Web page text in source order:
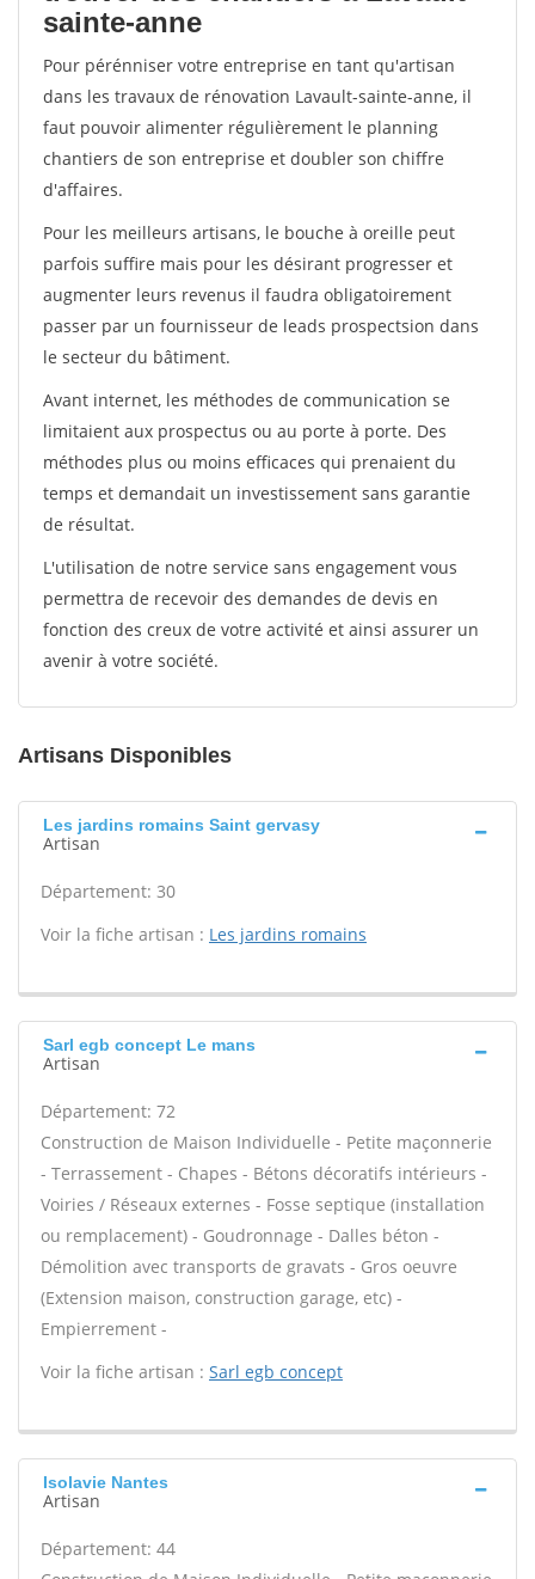
sainte-anne
Pour pérénniser votre entreprise en tant qu'artisan
dans les travaux de rénovation Lavault-sainte-anne, il
faut pouvoir alimenter régulièrement le planning
chantiers de son entreprise et doubler son chiffre
d'affaires.
Pour les meilleurs artisans, le bouche à oreille peut
parfois suffire mais pour les désirant progresser et
augmenter leurs revenus il faudra obligatoirement
passer par un fournisseur de leads prospectsion dans
le secteur du bâtiment.
Avant internet, les méthodes de communication se
limitaient aux prospectus ou au porte à porte. Des
méthodes plus ou moins efficaces qui prenaient du
temps et demandait un investissement sans garantie
de résultat.
L'utilisation de notre service sans engagement vous
permettra de recevoir des demandes de devis en
fonction des creux de votre activité et ainsi assurer un
avenir à votre société.
Artisans Disponibles
Les jardins romains Saint gervasy
Artisan
Département: 30
Voir la fiche artisan : Les jardins romains
Sarl egb concept Le mans
Artisan
Département: 72
Construction de Maison Individuelle - Petite maçonnerie
- Terrassement - Chapes - Bétons décoratifs intérieurs -
Voiries / Réseaux externes - Fosse septique (installation
ou remplacement) - Goudronnage - Dalles béton -
Démolition avec transports de gravats - Gros oeuvre
(Extension maison, construction garage, etc) -
Empierrement -
Voir la fiche artisan : Sarl egb concept
Isolavie Nantes
Artisan
Département: 44